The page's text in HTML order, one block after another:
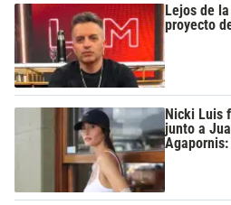
Lejos de
proyecto
Nicki Luis
junto a